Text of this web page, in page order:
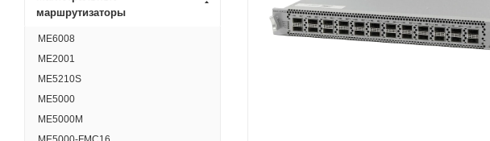
маршрутизаторы
ME6008
ME2001
ME5210S
ME5000
ME5000M